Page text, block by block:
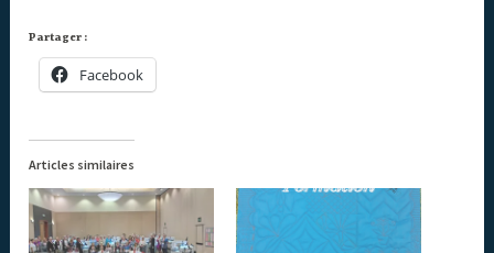
Partager :
Facebook
Articles similaires